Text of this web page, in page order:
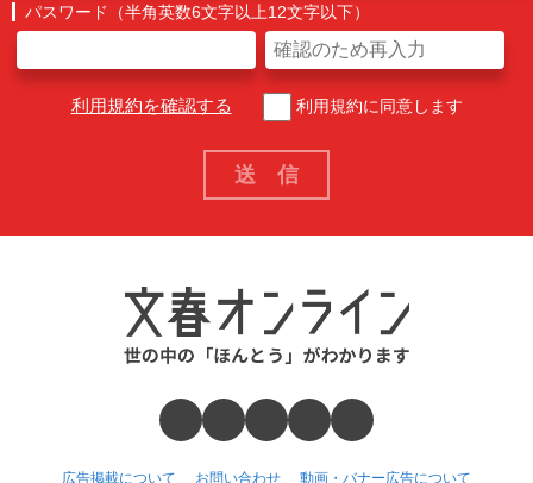
パスワード（半角英数6文字以上12文字以下）
利用規約を確認する 利用規約に同意します
広告掲載について お問い合わせ 動画・バナー広告について